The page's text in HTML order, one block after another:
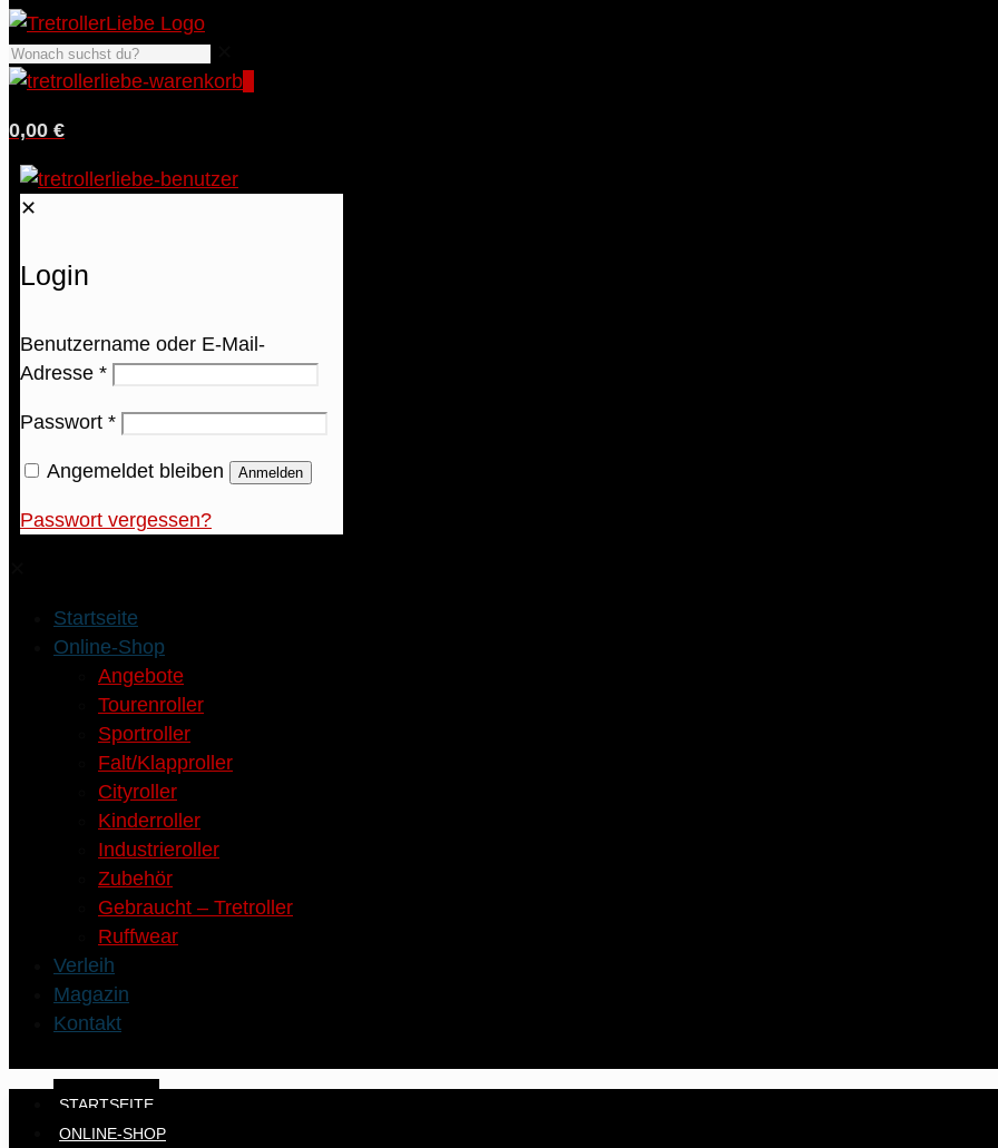
0,00 €
✕
Login
Benutzername oder E-Mail-
Adresse *
Passwort *
Angemeldet bleiben Anmelden
Passwort vergessen?
Startseite
Online-Shop
Angebote
Tourenroller
Sportroller
Falt/Klapproller
Cityroller
Kinderroller
Industrieroller
Zubehör
Gebraucht – Tretroller
Ruffwear
Verleih
Magazin
Kontakt
STARTSEITE
ONLINE-SHOP